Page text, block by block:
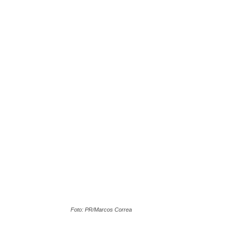
Foto: PR/Marcos Correa